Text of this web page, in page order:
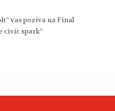
vas poziva na Final
civic spark”